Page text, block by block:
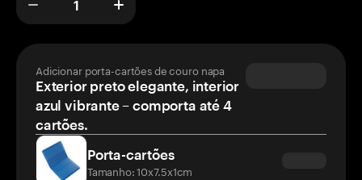
Adicionar porta-cartões de couro napa
Exterior preto elegante, interior
azul vibrante – comporta até 4
cartões.
Porta-cartões
Tamanho: 10x7.5x1cm